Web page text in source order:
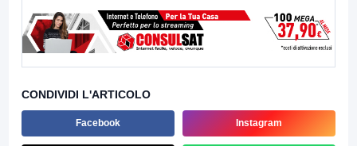
CONDIVIDI L'ARTICOLO
Facebook Instagram